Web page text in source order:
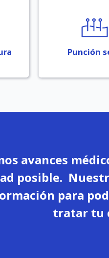
Punción
avances
posible.
para
tratar tu